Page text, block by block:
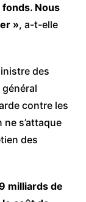
Nous
», a-t-elle
des
contre les
s’attaque
des
milliards de